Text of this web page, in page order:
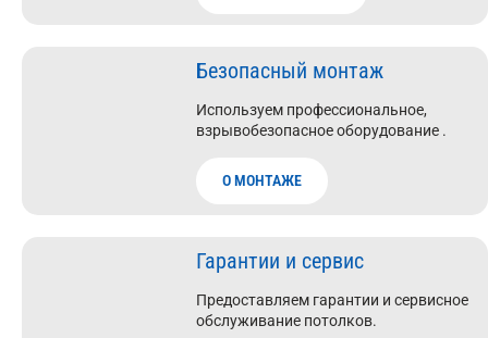
Безопасный монтаж
Используем профессиональное,
взрывобезопасное оборудование .
О МОНТАЖЕ
Гарантии и сервис
Предоставляем гарантии и сервисное
обслуживание потолков.